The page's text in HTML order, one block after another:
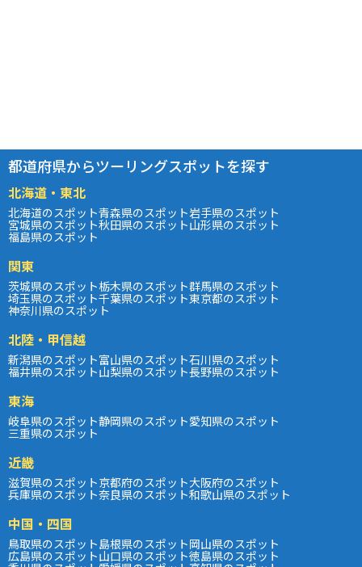
都道府県からツーリングスポットを探す
北海道・東北
北海道のスポット青森県のスポット岩手県のスポット
宮城県のスポット秋田県のスポット山形県のスポット
福島県のスポット
関東
茨城県のスポット栃木県のスポット群馬県のスポット
埼玉県のスポット千葉県のスポット東京都のスポット
神奈川県のスポット
北陸・甲信越
新潟県のスポット富山県のスポット石川県のスポット
福井県のスポット山梨県のスポット長野県のスポット
東海
岐阜県のスポット静岡県のスポット愛知県のスポット
三重県のスポット
近畿
滋賀県のスポット京都府のスポット大阪府のスポット
兵庫県のスポット奈良県のスポット和歌山県のスポット
中国・四国
鳥取県のスポット島根県のスポット岡山県のスポット
広島県のスポット山口県のスポット徳島県のスポット